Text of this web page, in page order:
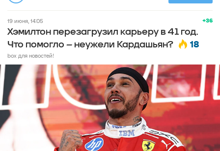
+36
19 июня, 14:05
Хэмилтон перезагрузил карьеру в 41 год.
Что помогло – неужели Кардашьян?
18
box для новостей!